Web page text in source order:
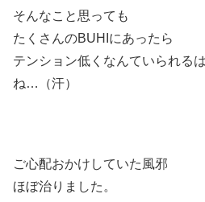
そんなこと思っても
たくさんのBUHIにあったら
テンション低くなんていられる
ね…（汗）
ご心配おかけしていた風邪
ほぼ治りました。